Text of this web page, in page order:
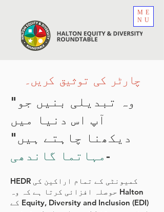
ME
NU
چارٹر کی توثیق کریں۔
"وہ تبدیلی بنیں جو
آپ اس دنیا میں
دیکھنا چاہتے ہیں"
-مہاتما گاندھی
HEDR کمیونٹی کے تمام اراکین کی
حوصلہ افزائی کرتا ہے کہ وہ Halton
کے Equity, Diversity and Inclusion (EDI)